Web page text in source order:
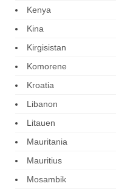
Kenya
Kina
Kirgisistan
Komorene
Kroatia
Libanon
Litauen
Mauritania
Mauritius
Mosambik